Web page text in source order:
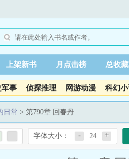
上架新书 月点击榜 总收
军事 侦探推理 网游动漫 科幻
日常 > 第790章 回春丹
字体大小： - 24 +